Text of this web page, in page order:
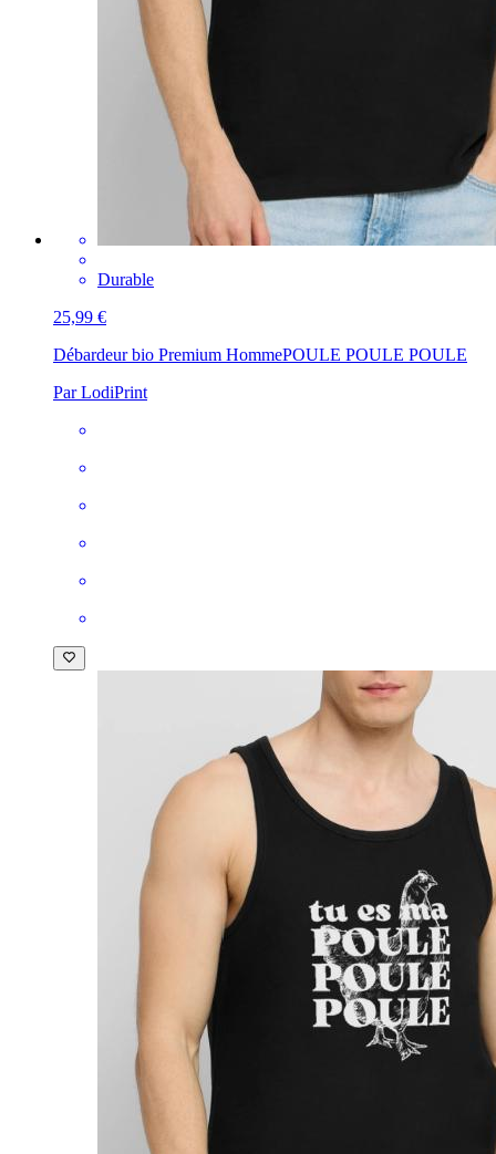
Durable
25,99 €
Débardeur bio Premium HommePOULE POULE POULE
Par LodiPrint